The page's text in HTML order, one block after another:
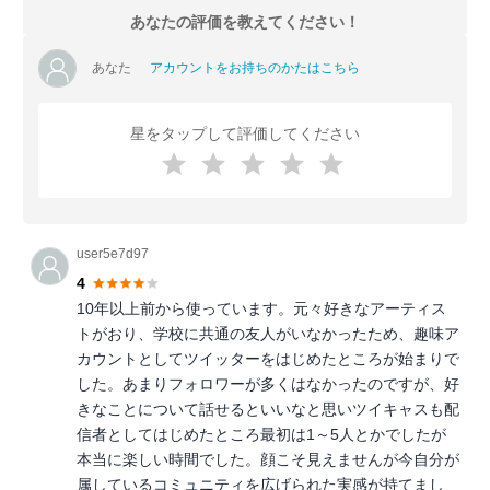
あなたの評価を教えてください！
あなた アカウントをお持ちのかたはこちら
星をタップして評価してください
user5e7d97
4
10年以上前から使っています。元々好きなアーティス
トがおり、学校に共通の友人がいなかったため、趣味ア
カウントとしてツイッターをはじめたところが始まりで
した。あまりフォロワーが多くはなかったのですが、好
きなことについて話せるといいなと思いツイキャスも配
信者としてはじめたところ最初は1～5人とかでしたが
本当に楽しい時間でした。顔こそ見えませんが今自分が
属しているコミュニティを広げられた実感が持てまし